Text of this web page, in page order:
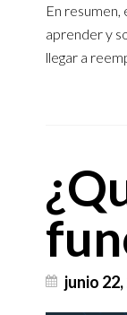
En
aprender y
llegar a
junio